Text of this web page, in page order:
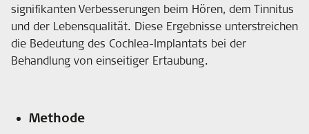
signifikanten Verbesserungen beim Hören, dem Tinnitus
und der Lebensqualität. Diese Ergebnisse unterstreichen
die Bedeutung des Cochlea-Implantats bei der
Behandlung von einseitiger Ertaubung.
Methode